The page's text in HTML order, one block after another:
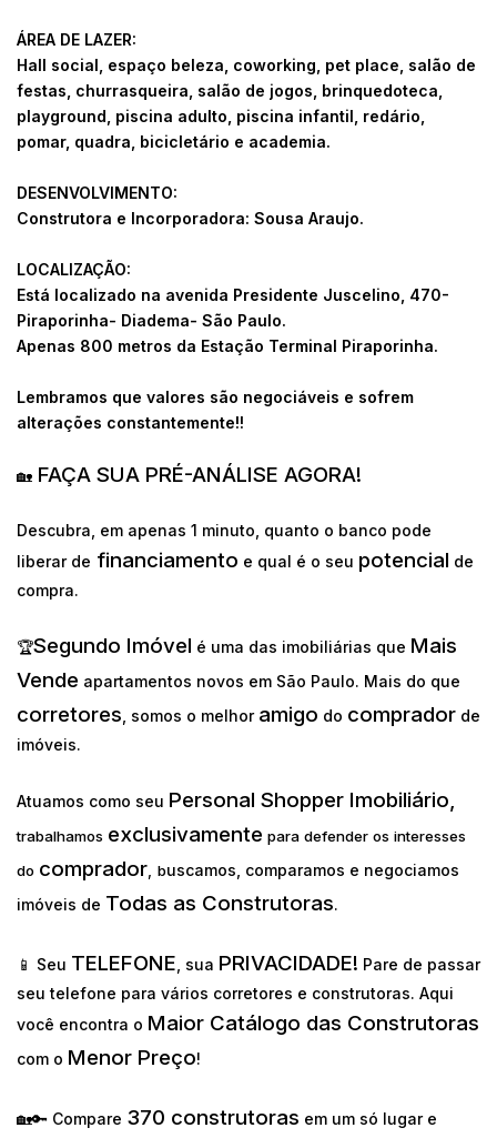
ÁREA DE LAZER:
Hall social, espaço beleza, coworking, pet place, salão de
festas, churrasqueira, salão de jogos, brinquedoteca,
playground, piscina adulto, piscina infantil, redário,
pomar, quadra, bicicletário e academia.
DESENVOLVIMENTO:
Construtora e Incorporadora: Sousa Araujo.
LOCALIZAÇÃO:
Está localizado na avenida Presidente Juscelino, 470-
Piraporinha- Diadema- São Paulo.
Apenas 800 metros da Estação Terminal Piraporinha.
Lembramos que valores são negociáveis e sofrem
alterações constantemente!!
🏡 FAÇA SUA PRÉ-ANÁLISE AGORA!
Descubra, em apenas 1 minuto, quanto o banco pode
liberar de financiamento e qual é o seu potencial de
compra.
🏆Segundo Imóvel é uma das imobiliárias que Mais
Vende apartamentos novos em São Paulo. Mais do que
corretores , somos o melhor amigo do comprador de
imóveis.
Atuamos como seu Personal Shopper Imobiliário,
trabalhamos exclusivamente para defender os interesses
do comprador, buscamos, comparamos e negociamos
imóveis de Todas as Construtoras.
📱 Seu TELEFONE , sua PRIVACIDADE! Pare de passar
seu telefone para vários corretores e construtoras. Aqui
você encontra o Maior Catálogo das Construtoras
com o Menor Preço!
🏡🔑 Compare 370 construtoras em um só lugar e